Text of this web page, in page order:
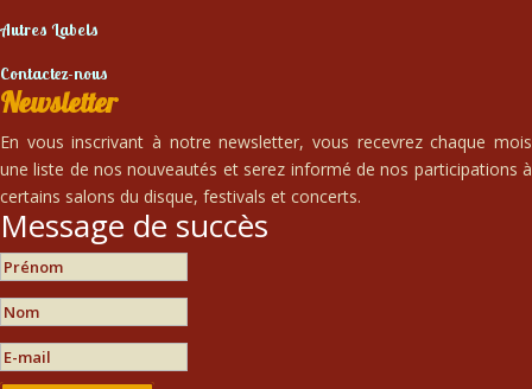
Autres Labels
Contactez-nous
Newsletter
En vous inscrivant à notre newsletter, vous recevrez chaque mois
une liste de nos nouveautés et serez informé de nos participations à
certains salons du disque, festivals et concerts.
Message de succès